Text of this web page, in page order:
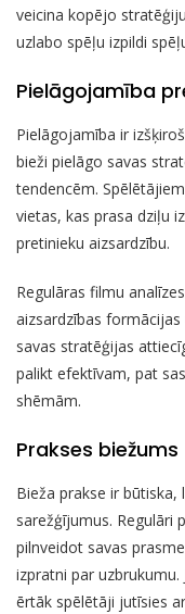
veicina kopējo
uzlabo spēļu izpildi
Pielāgojamība
Pielāgojamība ir
bieži pielāgo savas
tendencēm.
vietas, kas prasa dziļu
pretinieku aizsardzību.
Regulāras filmu
aizsardzības
savas stratēģijas
palikt efektīvam, pat
shēmām.
Prakses biežums
Bieža prakse ir būtiska,
sarežģījumus. Regulāri
pilnveidot savas
izpratni par
ērtāk spēlētāji jutīsies